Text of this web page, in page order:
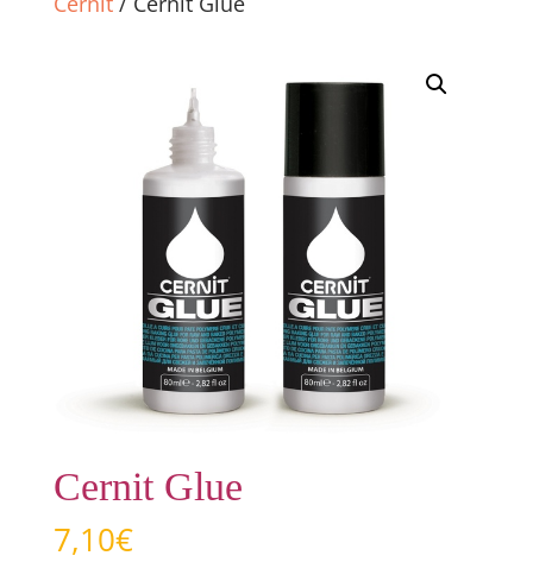
Cernit Glue
7,10€